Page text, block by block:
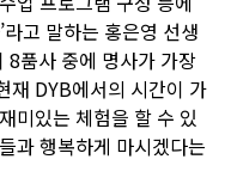
고 말하는 홍은영 선생
8품사 중에 명사가 가장
재 DYB에서의 시간이 가
미있는 체험을 할 수 있
과 행복하게 마시겠다는